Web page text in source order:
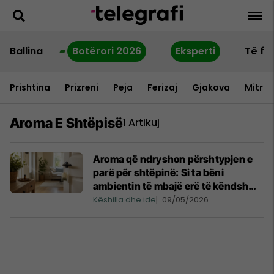
Ballina Botërori 2026 Eksperti Të
Prishtina Prizreni Peja Ferizaj Gjakova
Aroma E Shtëpisë1 Artikuj
Aroma që ndryshon përshtypjen e
parë për shtëpinë: Si ta bëni
ambientin të mbajë erë të këndshme
pa shpenzime
Këshilla dhe ide 09/05/2026